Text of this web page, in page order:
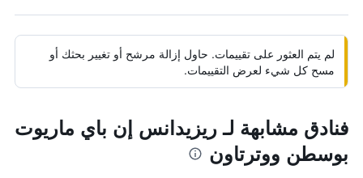
لم يتم العثور على تقييمات. حاول إزالة مرشح أو تغيير بحثك أو
مسح كل شيء لعرض التقييمات.
فنادق مشابهة لـ ريزيدانس إن باي ماريوت
بوسطن ووترتاون